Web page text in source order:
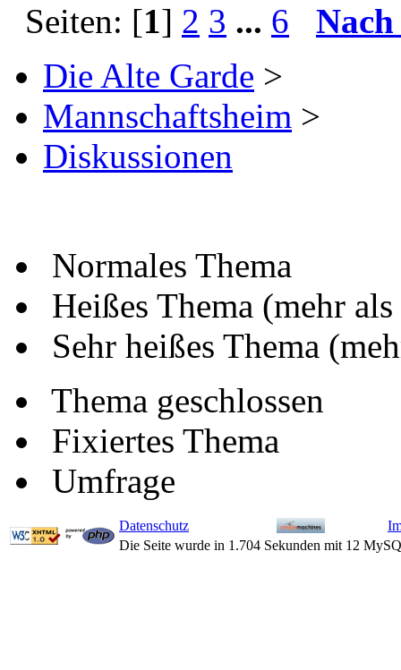
Seiten: [1] 2 3 ... 6
Die Alte Garde >
Mannschaftsheim >
Diskussionen
Normales Thema
Heißes Thema (mehr
Sehr heißes Thema
Thema geschlossen
Fixiertes Thema
Umfrage
Datenschutz
Die Seite wurde in 1.704 Sekunden mit 12